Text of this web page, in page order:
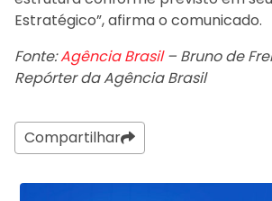
Estratégico”, afirma o comunicado.
Fonte:Agência Brasil– Bruno de
Repórter da Agência Brasil
Compartilhar